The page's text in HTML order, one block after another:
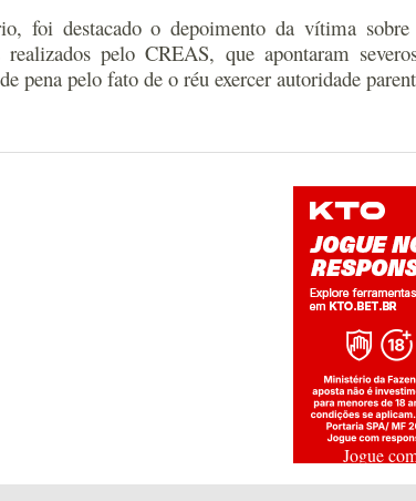
foi destacado o depoimento da vítima
realizados pelo CREAS, que apontaram
pena pelo fato de o réu exercer autoridade
Jogue